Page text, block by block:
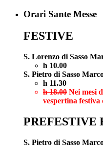
Orari Sante Messe
FESTIVE
S. Lorenzo di Sasso
h 10.00
S. Pietro di Sasso
h 11.30
h 18.00 Nei mesi
vespertina festiva
PREFESTIVE
S. Pietro di Sasso